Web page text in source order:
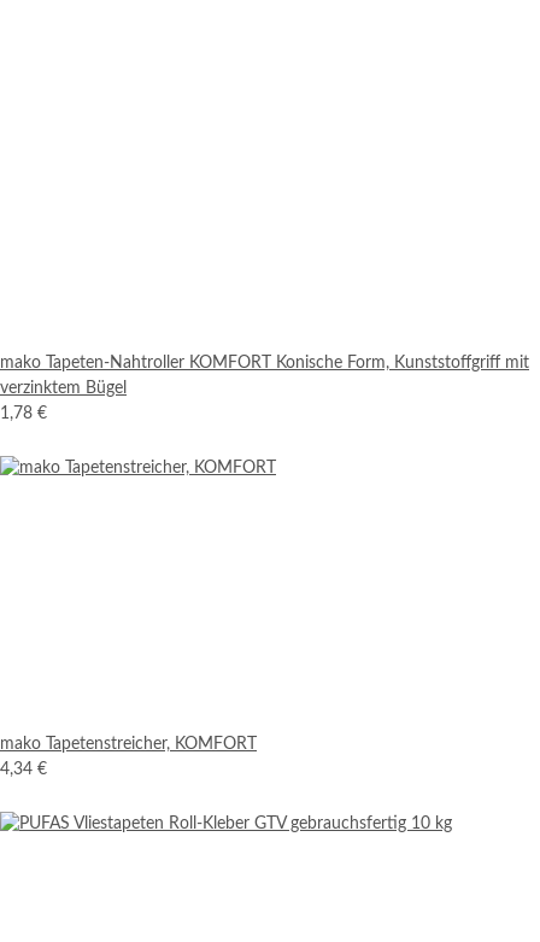
mako Tapeten-Nahtroller KOMFORT Konische Form, Kunststoffgriff mit
verzinktem Bügel
1,78 €
mako Tapetenstreicher, KOMFORT
4,34 €